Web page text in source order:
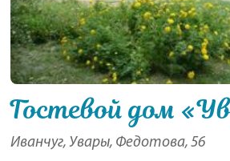
Гостевой дом
Иванчуг, Увары, Федотова, 56